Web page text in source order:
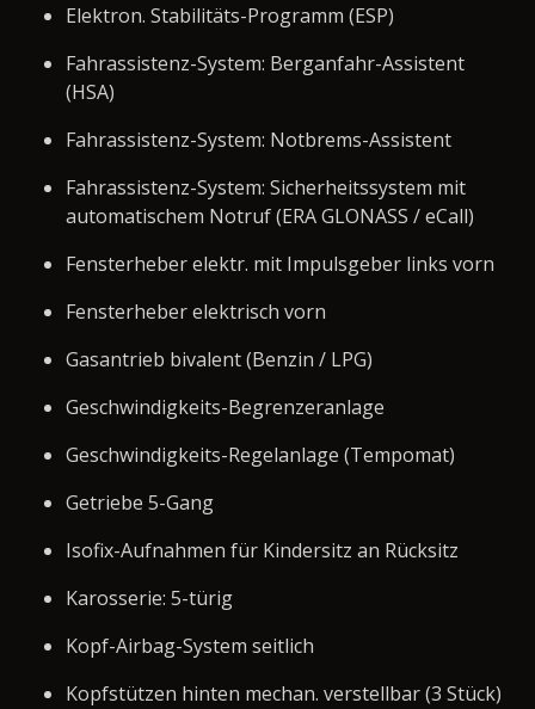
Elektron. Stabilitäts-Programm (ESP)
Fahrassistenz-System: Berganfahr-Assistent
(HSA)
Fahrassistenz-System: Notbrems-Assistent
Fahrassistenz-System: Sicherheitssystem mit
automatischem Notruf (ERA GLONASS / eCall)
Fensterheber elektr. mit Impulsgeber links vorn
Fensterheber elektrisch vorn
Gasantrieb bivalent (Benzin / LPG)
Geschwindigkeits-Begrenzeranlage
Geschwindigkeits-Regelanlage (Tempomat)
Getriebe 5-Gang
Isofix-Aufnahmen für Kindersitz an Rücksitz
Karosserie: 5-türig
Kopf-Airbag-System seitlich
Kopfstützen hinten mechan. verstellbar (3 Stück)